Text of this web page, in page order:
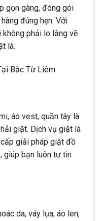
gọn gàng, đóng gói
đúng hẹn. Với
phải lo lắng về
là.
Bắc Từ Liêm
áo vest, quần tây là
giặt. Dịch vụ giặt là
giải pháp giặt đồ
giúp bạn luôn tự tin
da, váy lụa, áo len,